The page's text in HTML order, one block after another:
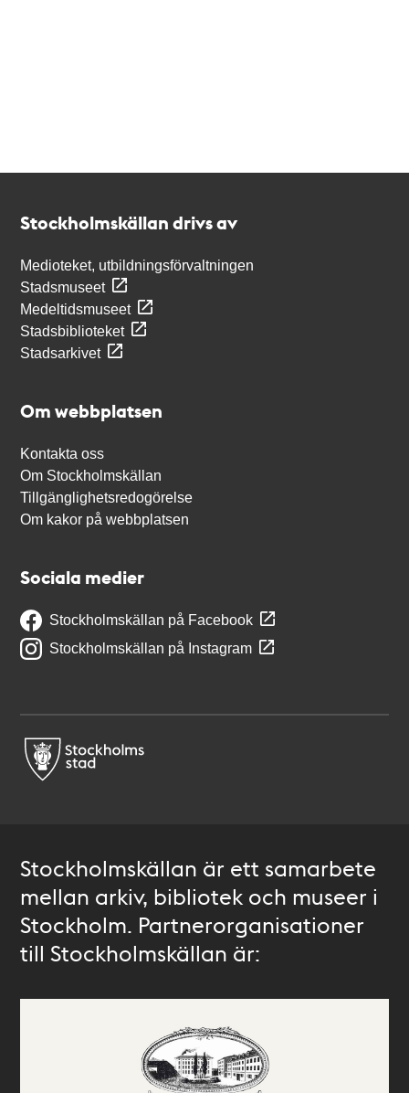
Stockholmskällan drivs av
Medioteket, utbildningsförvaltningen
Stadsmuseet
Medeltidsmuseet
Stadsbiblioteket
Stadsarkivet
Om webbplatsen
Kontakta oss
Om Stockholmskällan
Tillgänglighetsredogörelse
Om kakor på webbplatsen
Sociala medier
Stockholmskällan på Facebook
Stockholmskällan på Instagram
Stockholmskällan är ett samarbete
mellan arkiv, bibliotek och museer i
Stockholm. Partnerorganisationer
till Stockholmskällan är: